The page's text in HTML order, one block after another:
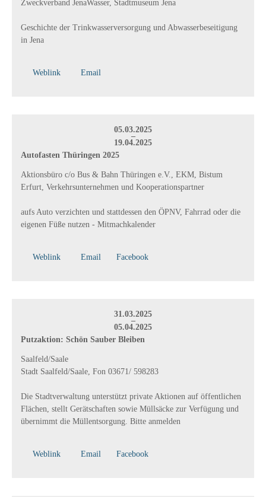
Zweckverband JenaWasser, Stadtmuseum Jena
Geschichte der Trinkwasserversorgung und Abwasserbeseitigung
in Jena
Weblink Email
05.03.2025
–
19.04.2025
Autofasten Thüringen 2025
Aktionsbüro c/o Bus & Bahn Thüringen e.V., EKM, Bistum
Erfurt, Verkehrsunternehmen und Kooperationspartner
aufs Auto verzichten und stattdessen den ÖPNV, Fahrrad oder die
eigenen Füße nutzen - Mitmachkalender
Weblink Email Facebook
31.03.2025
–
05.04.2025
Putzaktion: Schön Sauber Bleiben
Saalfeld/Saale
Stadt Saalfeld/Saale, Fon 03671/ 598283
Die Stadtverwaltung unterstützt private Aktionen auf öffentlichen
Flächen, stellt Gerätschaften sowie Müllsäcke zur Verfügung und
übernimmt die Müllentsorgung. Bitte anmelden
Weblink Email Facebook